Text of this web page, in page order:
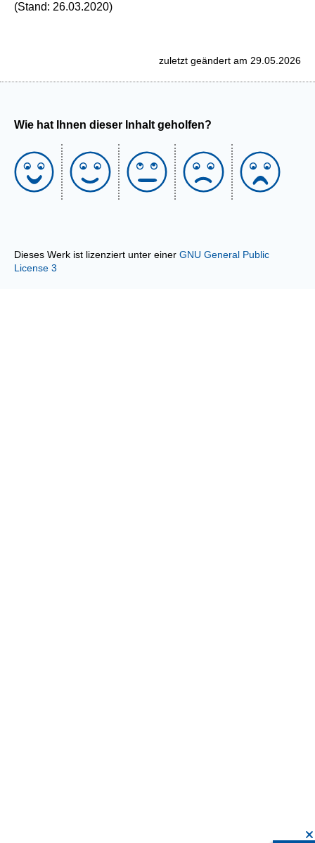
(Stand: 26.03.2020)
zuletzt geändert am 29.05.2026
Wie hat Ihnen dieser Inhalt geholfen?
Dieses Werk ist lizenziert unter einer GNU General Public
License 3